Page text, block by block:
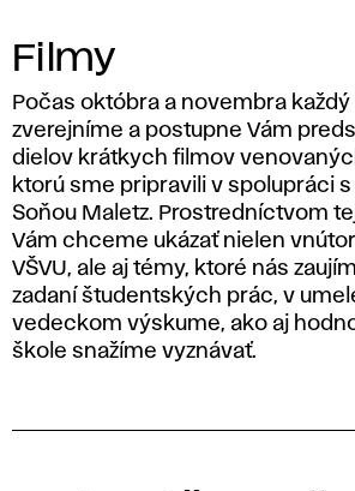
Filmy
Počas októbra a novembra
zverejníme a postupne Vám
dielov krátkych filmov
ktorú sme pripravili v spolupráci
Soňou Maletz. Prostredníctvom
Vám chceme ukázať nielen
VŠVU, ale aj témy, ktoré nás
zadaní študentských prác, v
vedeckom výskume, ako aj
škole snažíme vyznávať.